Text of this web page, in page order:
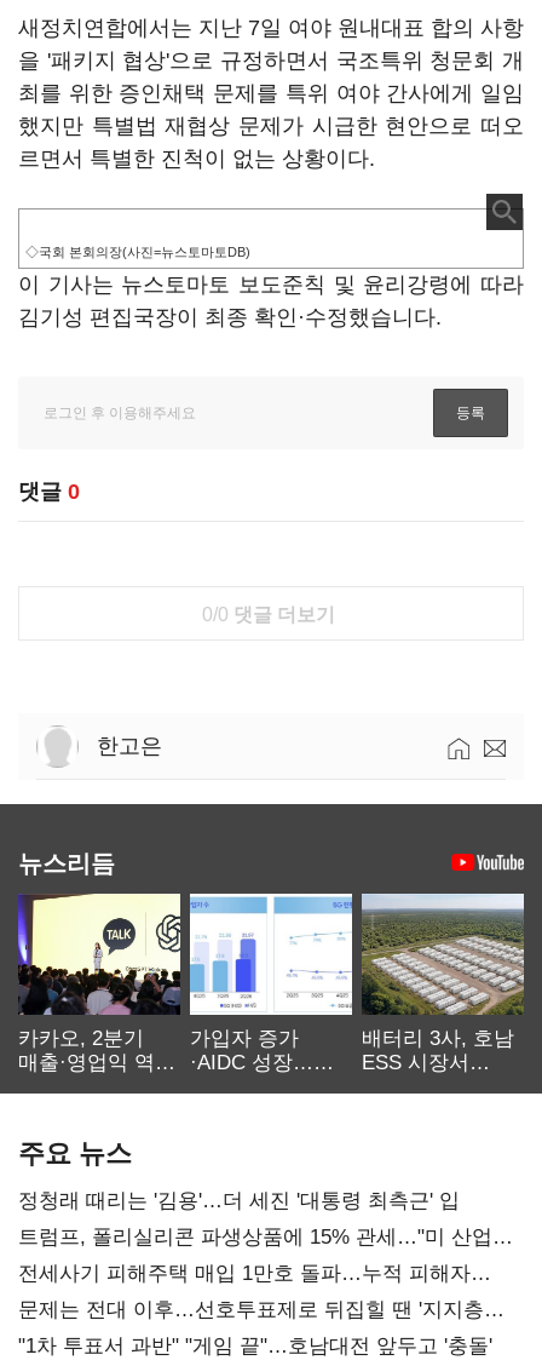
새정치연합에서는 지난 7일 여야 원내대표 합의 사항
을 '패키지 협상'으로 규정하면서 국조특위 청문회 개
최를 위한 증인채택 문제를 특위 여야 간사에게 일임
했지만 특별법 재협상 문제가 시급한 현안으로 떠오
르면서 특별한 진척이 없는 상황이다.
◇국회 본회의장(사진=뉴스토마토DB)
이 기사는 뉴스토마토 보도준칙 및 윤리강령에 따라
김기성 편집국장이 최종 확인·수정했습니다.
댓글 0
0/0 댓글 더보기
한고은
뉴스리듬
카카오, 2분기
매출·영업익 역대
가입자 증가
·AIDC 성장…
배터리 3사, 호남
ESS 시장서
주요 뉴스
정청래 때리는 '김용'…더 세진 '대통령 최측근' 입
트럼프, 폴리실리콘 파생상품에 15% 관세…"미 산업
재건"
전세사기 피해주택 매입 1만호 돌파…누적 피해자
4만278명
문제는 전대 이후…선호투표제로 뒤집힐 땐 '지지층
불복'
"1차 투표서 과반" "게임 끝"…호남대전 앞두고 '충돌'